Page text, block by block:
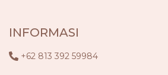
INFORMASI
+62 813 392 59984